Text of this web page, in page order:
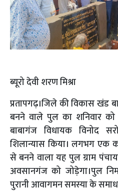
ब्यूरो देवी शरण मिश्रा
प्रतापगढ़।जिले की विकास खंड
बनने वाले पुल का शनिवार
बाबागंज विधायक विनोद
शिलान्यास किया। लगभग एक
से बनने वाला यह पुल ग्राम
अवसानगंज को जोड़ेगा।पुल
पुरानी आवागमन समस्या के